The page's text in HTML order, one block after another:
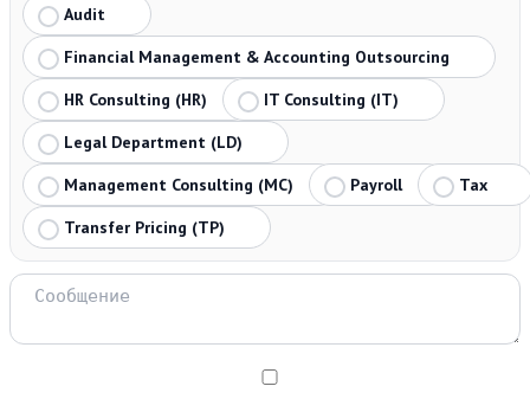
Audit
Financial Management & Accounting Outsourcing
HR Consulting (HR)
IT Consulting (IT)
Legal Department (LD)
Management Consulting (MC)
Payroll
Tax
Transfer Pricing (TP)